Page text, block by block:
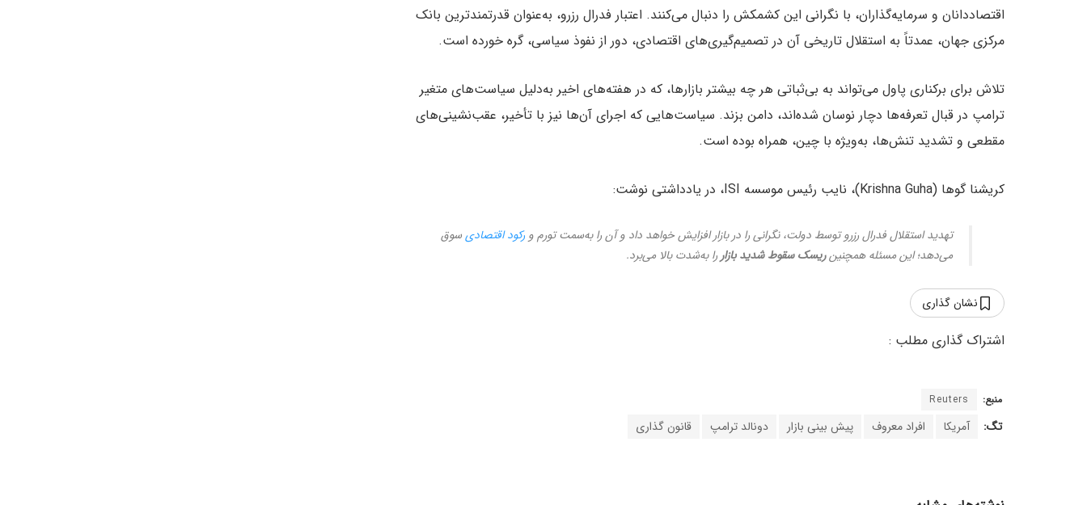
اقتصاددانان و سرمایه‌گذاران، با نگرانی این کشمکش را دنبال می‌کنند. اعتبار فدرال رزرو، به‌عنوان قدرتمندترین بانک
مرکزی جهان، عمدتاً به استقلال تاریخی آن در تصمیم‌گیری‌های اقتصادی، دور از نفوذ سیاسی، گره خورده است.
تلاش برای برکناری پاول می‌تواند به بی‌ثباتی هر چه بیشتر بازارها، که در هفته‌های اخیر به‌دلیل سیاست‌های متغیر
ترامپ در قبال تعرفه‌ها دچار نوسان شده‌اند، دامن بزند. سیاست‌هایی که اجرای آن‌ها نیز با تأخیر، عقب‌نشینی‌های
مقطعی و تشدید تنش‌ها، به‌ویژه با چین، همراه بوده است.
کریشنا گوها (Krishna Guha)، نایب رئیس موسسه ISI، در یادداشتی نوشت:
تهدید استقلال فدرال رزرو توسط دولت، نگرانی را در بازار افزایش خواهد داد و آن را به‌سمت تورم و رکود اقتصادیسوق
می‌دهد؛ این مسئله همچنینریسک سقوط شدید بازاررا به‌شدت بالا می‌برد.
نشان گذاری
منبع: Reuters
تگ: آمریکا افراد معروف پیش بینی بازار دونالد ترامپ قانون گذاری